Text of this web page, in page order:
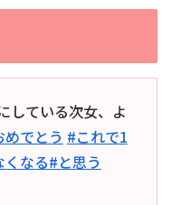
している次女、よ
でとう #これで1
なる#と思う